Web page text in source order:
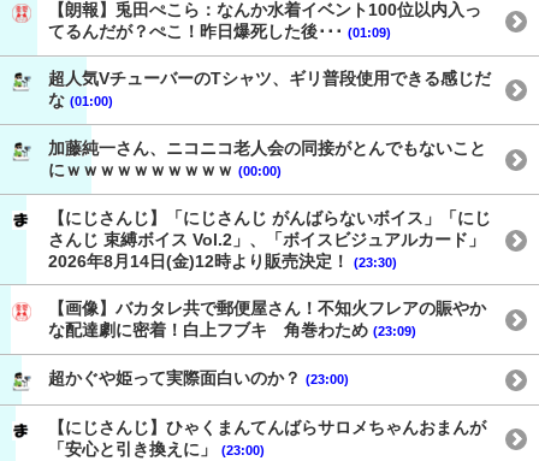
【朗報】兎田ぺこら：なんか水着イベント100位以内入っ
てるんだが？ぺこ！昨日爆死した後･･･ (01:09)
超人気VチューバーのTシャツ、ギリ普段使用できる感じだ
な (01:00)
加藤純一さん、ニコニコ老人会の同接がとんでもないこと
にｗｗｗｗｗｗｗｗｗｗ (00:00)
【にじさんじ】「にじさんじ がんばらないボイス」「にじ
さんじ 束縛ボイス Vol.2」、「ボイスビジュアルカード」
2026年8月14日(金)12時より販売決定！
(23:30)
【画像】バカタレ共で郵便屋さん！不知火フレアの賑やか
な配達劇に密着！白上フブキ 角巻わため (23:09)
超かぐや姫って実際面白いのか？ (23:00)
【にじさんじ】ひゃくまんてんばらサロメちゃんおまんが
「安心と引き換えに」
(23:00)